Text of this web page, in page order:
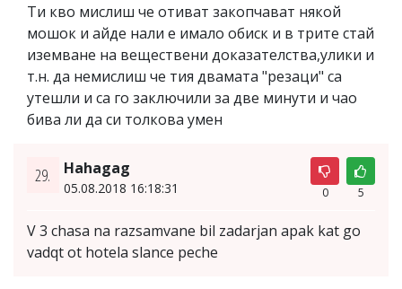
Ти кво мислиш че отиват закопчават някой
мошок и айде нали е имало обиск и в трите стай
иземване на веществени доказателства,улики и
т.н. да немислиш че тия двамата "резаци" са
утешли и са го заключили за две минути и чао
бива ли да си толкова умен
29. Hahagag
05.08.2018 16:18:31 0 5
V 3 chasa na razsamvane bil zadarjan apak kat go
vadqt ot hotela slance peche